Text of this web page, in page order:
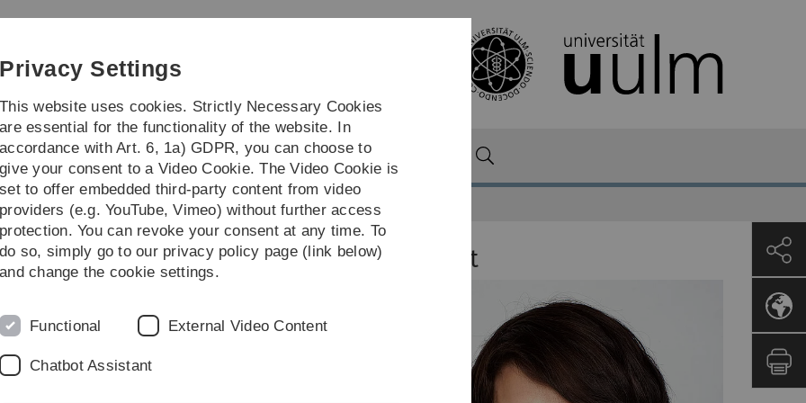
Skip
Skip
Skip
Skip
Equality Work ExzellenziaUlm network
At Ulm University Geschlechtersensibler Sprachgebrauch
geschlechtersensiblen
Senat am 14.11.2018
Chancen und Geschlechtergerechtigkeit geprägte
setzen sich entschieden für chancen- und
Contact
Privacy Settings
This website uses cookies. Strictly Necessary Cookies
are essential for the functionality of the website. In
accordance with Art. 6, 1a) GDPR, you can choose to
give your consent to a Video Cookie. The Video Cookie is
set to offer embedded third-party content from video
providers (e.g. YouTube, Vimeo) without further access
protection. You can revoke your consent at any time. To
do so, simply go to our privacy policy page (link below)
and change the cookie settings.
Functional External Video Content
Chatbot Assistant